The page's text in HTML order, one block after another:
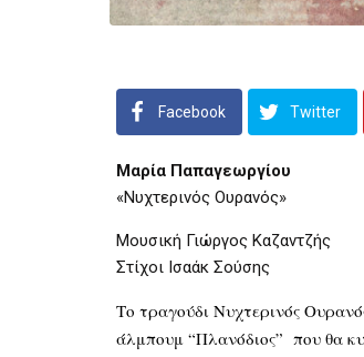
Facebook Twitter
Μαρία Παπαγεωργίου
«Νυχτερινός Ουρανός»
Μουσική Γιώργος Καζαντζής
Στίχοι Ισαάκ Σούσης
Το τραγούδι Νυχτερινός
άλμπουμ “Πλανόδιος” που θα